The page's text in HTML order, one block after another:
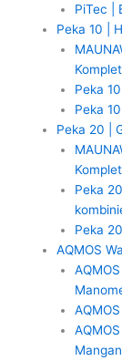
PiTec |
Peka 10 |
Peka
Peka
Peka 20 |
Peka
Peka
AQMOS